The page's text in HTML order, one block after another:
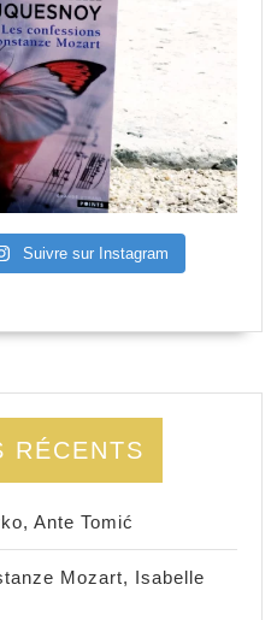
Suivre sur Instagram
RÉCENTS
Ante Tomić
Mozart, Isabelle